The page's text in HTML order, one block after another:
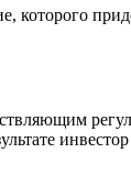
которого